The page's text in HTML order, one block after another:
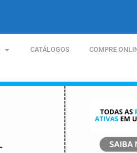
CATÁLOGOS COMPRE